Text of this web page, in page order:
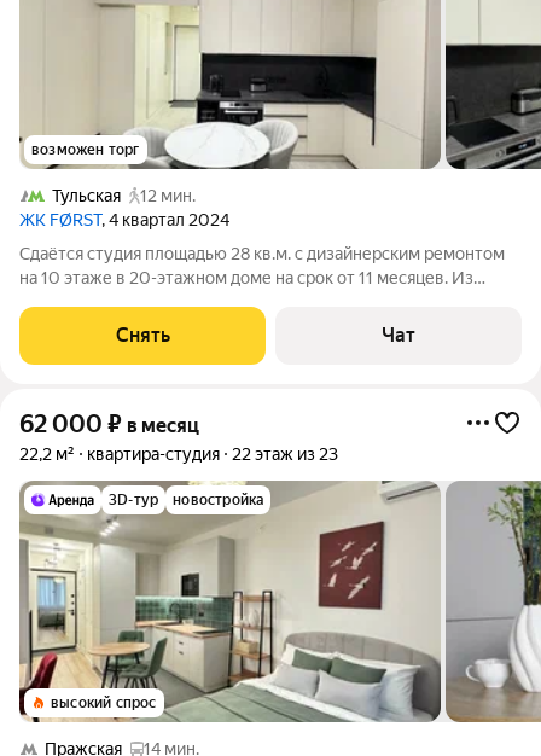
возможен торг
Тульская
12 мин.
ЖК FØRST, 4 квартал 2024
Сдаётся студия площадью 28 кв.м. с дизайнерским ремонтом
на 10 этаже в 20-этажном доме на срок от 11 месяцев. Из
Сушильная машина Холодильник Посудомоечная машина
Снять Чат
62 000 ₽ в месяц
22,2 м² квартира-студия 22 этаж из 23
3D-тур новостройка
высокий спрос
Пражская 14 мин.